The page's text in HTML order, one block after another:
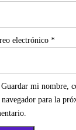
electrónico *
Guardar mi nombre,
navegador para la